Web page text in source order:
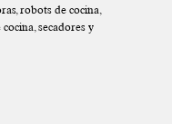
robots de cocina,
secadores y